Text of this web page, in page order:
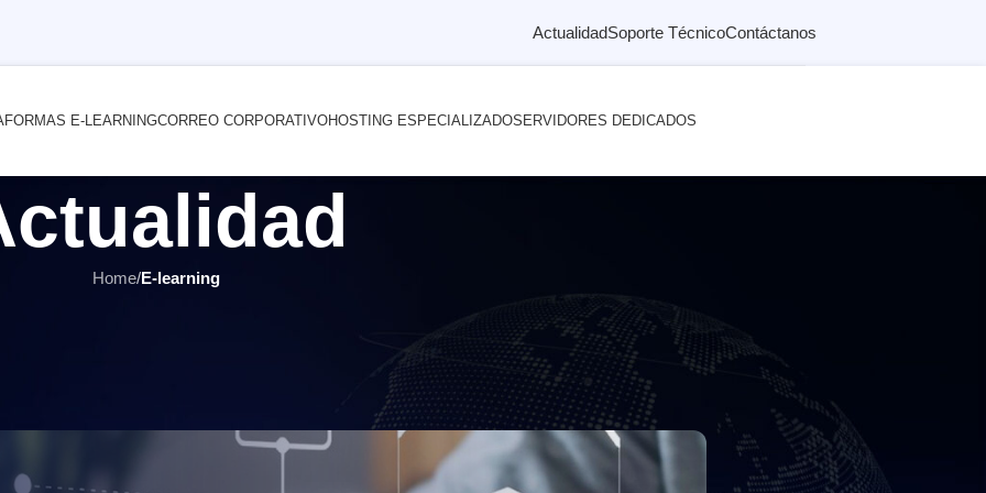
ActualidadSoporte TécnicoContáctanos
E-LEARNINGCORREO CORPORATIVOHOSTING ESPECIALIZADOSERVIDORES DEDICADOS
Home/E-learning
en Moodle: guía paso a paso para crear contenidos
más rápidos y de mayor calidad
el 15 diciembre, 2025